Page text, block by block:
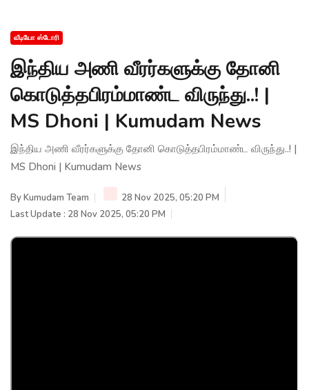
வீடியோ ஸ்டோரி
இந்திய அணி வீரர்களுக்கு தோனி
கொடுத்தபிரம்மாண்ட விருந்து..! |
MS Dhoni | Kumudam News
இந்திய அணி வீரர்களுக்கு தோனி கொடுத்தபிரம்மாண்ட விருந்து..! |
MS Dhoni | Kumudam News
ByKumudam Team
28 Nov 2025, 05:20 PM
Last Update : 28 Nov 2025, 05:20 PM